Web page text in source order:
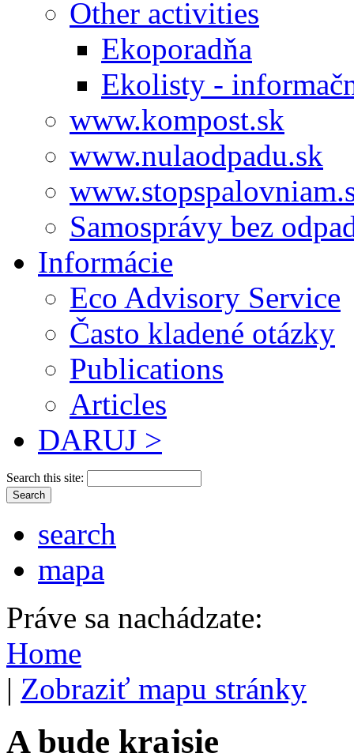
Other activities
Ekoporadňa
Ekolisty -
www.kompost.sk
www.nulaodpadu.sk
Samosprávy bez
Informácie
Eco Advisory Service
Často kladené otázky
Publications
Articles
DARUJ >
Search this site:
search
mapa
Práve sa nachádzate:
Home
| Zobraziť mapu stránky
A bude krajsie